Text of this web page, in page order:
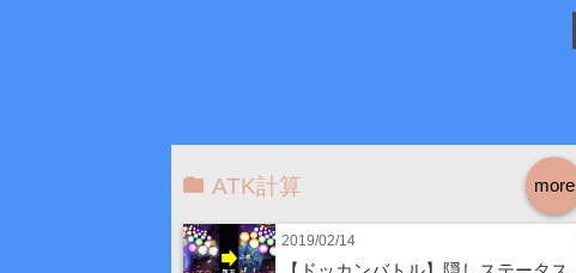
more
ATK計算
2019/02/14